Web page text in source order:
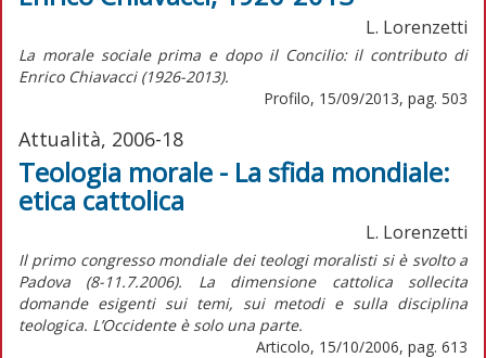
L. Lorenzetti
La morale sociale prima e dopo il Concilio: il contributo di
Enrico Chiavacci (1926-2013).
Profilo, 15/09/2013, pag. 503
Attualità, 2006-18
Teologia morale - La sfida mondiale:
etica cattolica
L. Lorenzetti
Il primo congresso mondiale dei teologi moralisti si è svolto a
Padova (8-11.7.2006). La dimensione cattolica sollecita
domande esigenti sui temi, sui metodi e sulla disciplina
teologica. L’Occidente è solo una parte.
Articolo, 15/10/2006, pag. 613